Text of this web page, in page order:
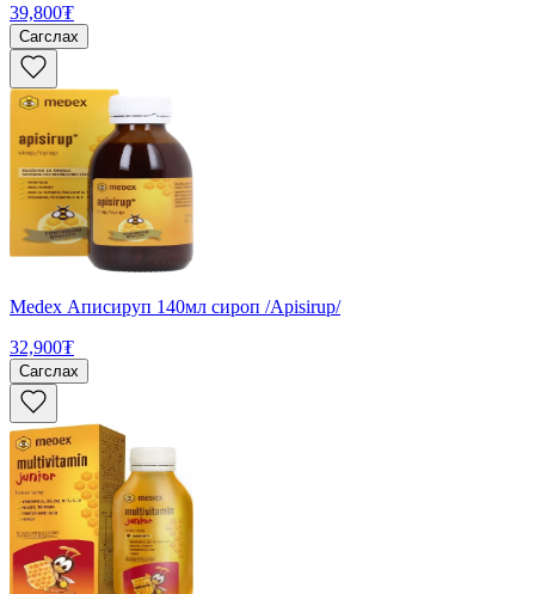
39,800₮
Сагслах
Medex Аписируп 140мл сироп /Apisirup/
32,900₮
Сагслах